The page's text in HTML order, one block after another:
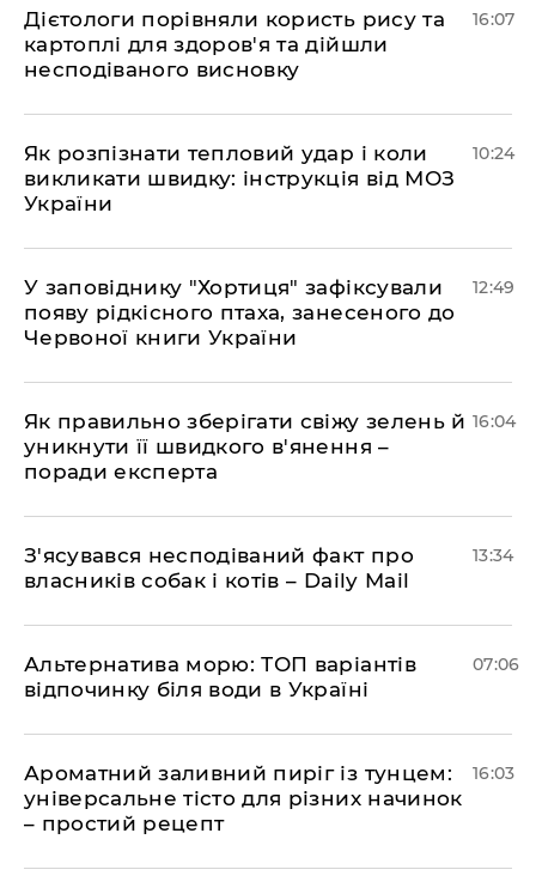
Дієтологи порівняли користь рису та
картоплі для здоров'я та дійшли
несподіваного висновку
16:07
Як розпізнати тепловий удар і коли
викликати швидку: інструкція від МОЗ
України
10:24
У заповіднику "Хортиця" зафіксували
появу рідкісного птаха, занесеного до
Червоної книги України
12:49
Як правильно зберігати свіжу зелень й
уникнути її швидкого в'янення –
поради експерта
16:04
З'ясувався несподіваний факт про
власників собак і котів – Daily Mail
13:34
Альтернатива морю: ТОП варіантів
відпочинку біля води в Україні
07:06
Ароматний заливний пиріг із тунцем:
універсальне тісто для різних начинок
– простий рецепт
16:03